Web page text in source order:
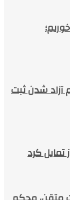
آزاد شدن ثبت
تمایل کرد